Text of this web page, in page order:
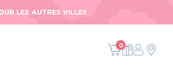
LES AUTRES VILLES
0